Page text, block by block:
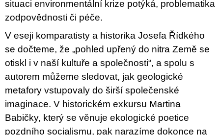
situa­ci environmentální krize potýká, problematika
zodpovědnosti či péče.
V eseji komparatisty a historika Josefa Řídkého
se dočteme, že „pohled upřený do nitra Země se
otiskl i v naší kultuře a společnosti“, a spolu s
autorem můžeme sledovat, jak geologické
metafory vstupovaly do širší společenské
imaginace. V historickém exkursu Martina
Babičky, který se věnuje ekologické poetice
pozdního socialismu, pak narazíme dokonce na